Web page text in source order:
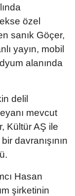
özel
sanık Göçer,
yayın, mobil
alanında
delil
mevcut
Kültür AŞ ile
davranışının
Hasan
şirketinin